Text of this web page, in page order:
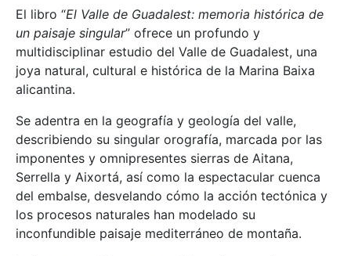
El libro “El Valle de Guadalest: memoria histórica de
un paisaje singular” ofrece un profundo y
multidisciplinar estudio del Valle de Guadalest, una
joya natural, cultural e histórica de la Marina Baixa
alicantina.
Se adentra en la geografía y geología del valle,
describiendo su singular orografía, marcada por las
imponentes y omnipresentes sierras de Aitana,
Serrella y Aixortá, así como la espectacular cuenca
del embalse, desvelando cómo la acción tectónica y
los procesos naturales han modelado su
inconfundible paisaje mediterráneo de montaña.